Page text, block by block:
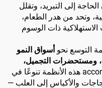
إلى التبريد، وتقلل
وتحد من هدر الطعام،
ذات الوسوم
التوسع نحو أسواق النمو
ومستحضرات التجميل،
. ت accommodates هذه الأنظمة تنوعًا في
والأكياس إلى العلب —